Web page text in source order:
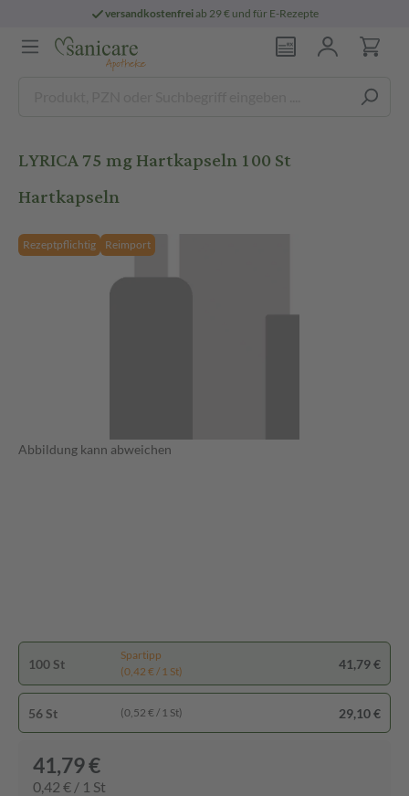
versandkostenfreiab 29 € und für E-Rezepte
LYRICA 75 mg Hartkapseln 100 St
Hartkapseln
Rezeptpflichtig Reimport
Abbildung kann abweichen
100 St
Spartipp
(0,42 € / 1 St)
41,79 €
56 St (0,52 € / 1 St) 29,10 €
41,79 €
0,42 € / 1 St